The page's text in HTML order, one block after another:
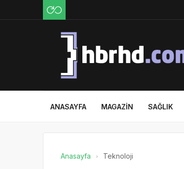
ANASAYFA MAGAZIN SAĞLIK
Anasayfa Teknoloji